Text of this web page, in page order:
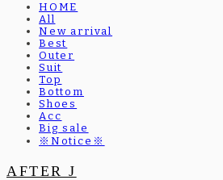
HOME
All
New arrival
Best
Outer
Suit
Top
Bottom
Shoes
Acc
Big sale
※Notice※
AFTER J